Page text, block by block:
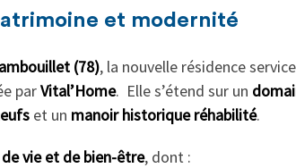
et modernité
(78), la nouvelle résidence
parVital’Home. Elle s’étend sur un
et un manoir historique réhabilité.
vie et de bien-être, dont :